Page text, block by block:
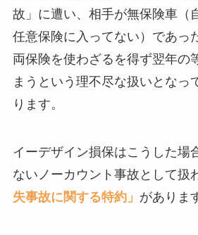
故」に遭い、相手が無保険車（
任意保険に入ってない）であっ
両保険を使わざるを得ず翌年の
まうという理不尽な扱いとなっ
ります。
イーデザイン損保はこうした場
ないノーカウント事故として扱
失事故に関する特約」 がありま